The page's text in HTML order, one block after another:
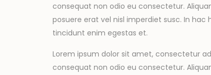
consequat non odio eu consectetur.
posuere erat vel nisl imperdiet susc. In
tincidunt enim egestas et.
Lorem ipsum dolor sit amet, consectetur
consequat non odio eu consectetur.